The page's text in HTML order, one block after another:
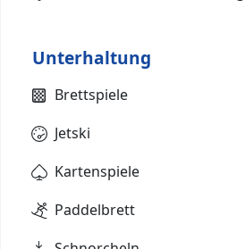
Unterhaltung
Brettspiele
Jetski
Kartenspiele
Paddelbrett